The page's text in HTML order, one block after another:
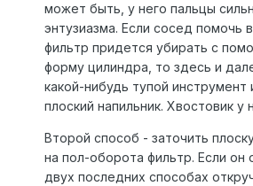
может быть, у него пальцы
энтузиазма. Если сосед помочь
фильтр придется убирать с
форму цилиндра, то здесь и
какой-нибудь тупой
плоский напильник. Хвостовик
Второй способ - заточить
на пол-оборота фильтр. Если
двух последних способах